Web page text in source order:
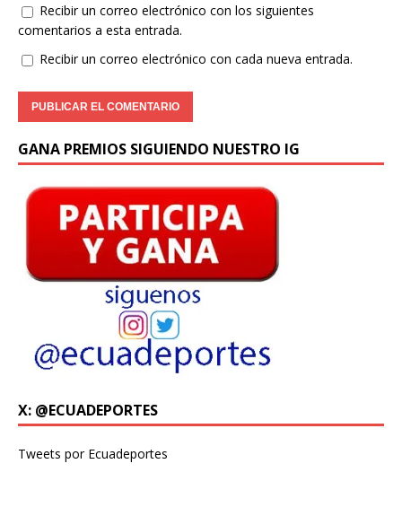
Recibir un correo electrónico con los siguientes
comentarios a esta entrada.
Recibir un correo electrónico con cada nueva entrada.
GANA PREMIOS SIGUIENDO NUESTRO IG
X: @ECUADEPORTES
Tweets por Ecuadeportes